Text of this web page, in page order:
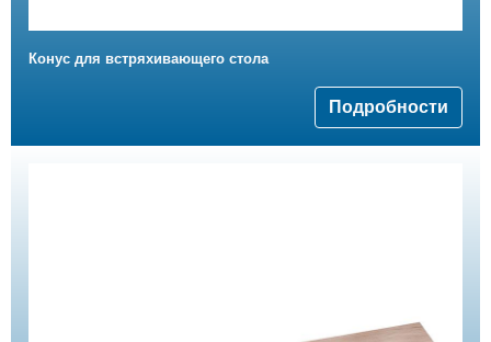
Конус для встряхивающего стола
Подробности